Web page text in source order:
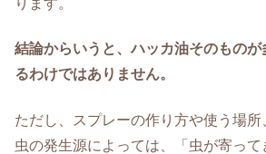
ります。
結論からいうと、ハッカ油そのもの
るわけではありません。
ただし、スプレーの作り方や使う場
虫の発生源によっては、「虫が寄って